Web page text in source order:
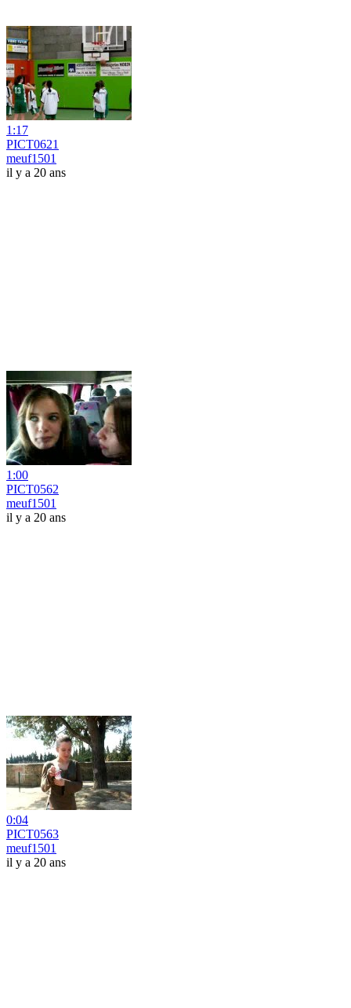
1:17
PICT0621
meuf1501
il y a 20 ans
1:00
PICT0562
meuf1501
il y a 20 ans
0:04
PICT0563
meuf1501
il y a 20 ans